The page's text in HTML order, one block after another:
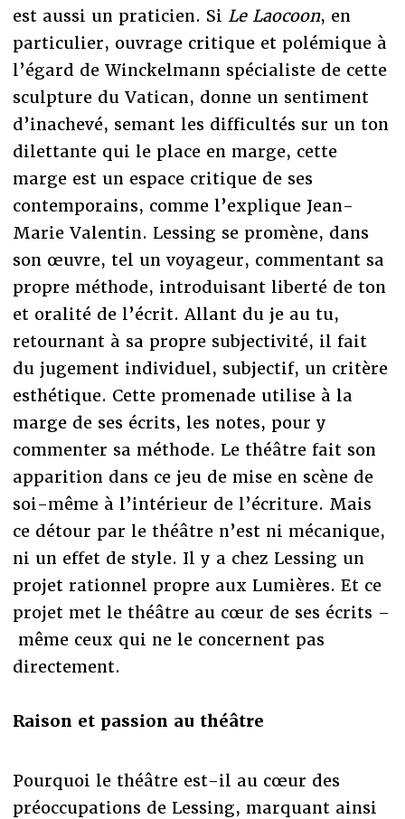
est aussi un praticien. Si Le Laocoon, en
particulier, ouvrage critique et polémique à
l’égard de Winckelmann spécialiste de cette
sculpture du Vatican, donne un sentiment
d’inachevé, semant les difficultés sur un ton
dilettante qui le place en marge, cette
marge est un espace critique de ses
contemporains, comme l’explique Jean-
Marie Valentin. Lessing se promène, dans
son œuvre, tel un voyageur, commentant sa
propre méthode, introduisant liberté de ton
et oralité de l’écrit. Allant du je au tu,
retournant à sa propre subjectivité, il fait
du jugement individuel, subjectif, un critère
esthétique. Cette promenade utilise à la
marge de ses écrits, les notes, pour y
commenter sa méthode. Le théâtre fait son
apparition dans ce jeu de mise en scène de
soi-même à l’intérieur de l’écriture. Mais
ce détour par le théâtre n’est ni mécanique,
ni un effet de style. Il y a chez Lessing un
projet rationnel propre aux Lumières. Et ce
projet met le théâtre au cœur de ses écrits –
même ceux qui ne le concernent pas
directement.
Raison et passion au théâtre
Pourquoi le théâtre est-il au cœur des
préoccupations de Lessing, marquant ainsi